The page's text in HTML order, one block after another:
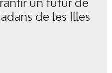
un futur de
de les Illes